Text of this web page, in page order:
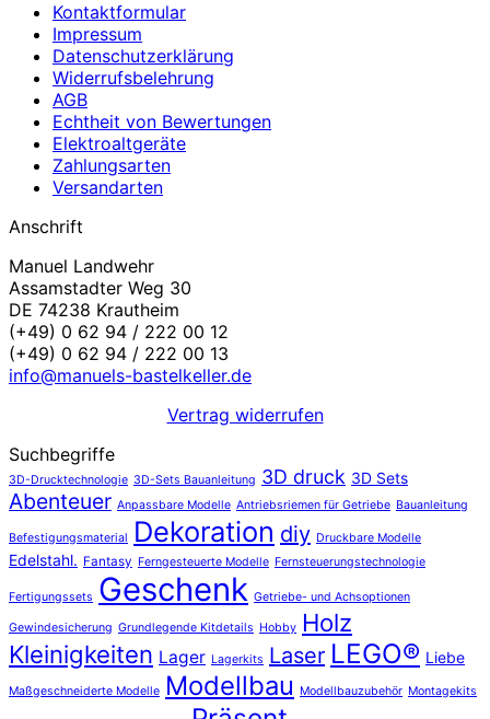
Kontaktformular
Impressum
Datenschutzerklärung
Widerrufsbelehrung
AGB
Echtheit von Bewertungen
Elektroaltgeräte
Zahlungsarten
Versandarten
Anschrift
Manuel Landwehr
Assamstadter Weg 30
DE 74238 Krautheim
(+49) 0 62 94 / 222 00 12
(+49) 0 62 94 / 222 00 13
info@manuels-bastelkeller.de
Vertrag widerrufen
Suchbegriffe
3D-Drucktechnologie 3D-Sets Bauanleitung 3D druck 3D Sets
Abenteuer Anpassbare Modelle Antriebsriemen für Getriebe Bauanleitung
Befestigungsmaterial Dekoration diy Druckbare Modelle
Edelstahl. Fantasy Ferngesteuerte Modelle Fernsteuerungstechnologie
Fertigungssets Geschenk Getriebe- und Achsoptionen
Gewindesicherung Grundlegende Kitdetails Hobby Holz
Kleinigkeiten Lager Lagerkits Laser LEGO® Liebe
Maßgeschneiderte Modelle Modellbau Modellbauzubehör Montagekits